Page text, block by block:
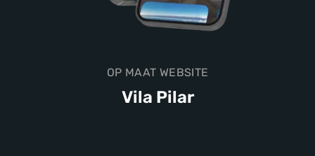
OP MAAT WEBSITE
Vila Pilar